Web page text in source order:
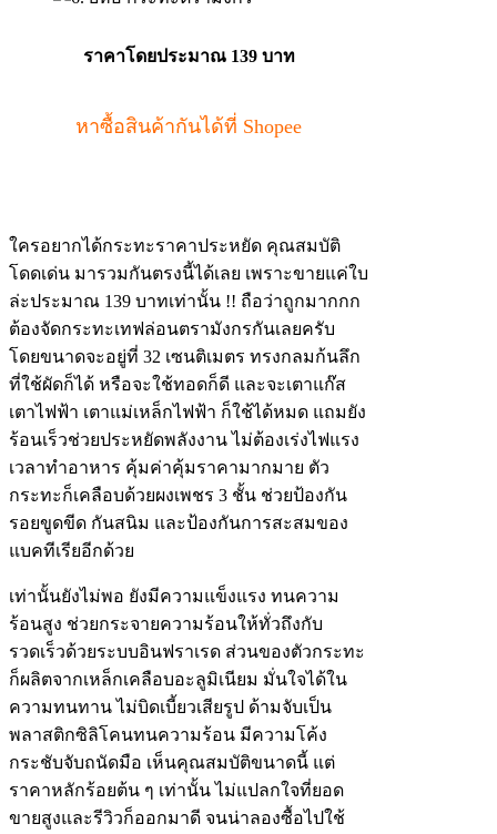
ราคาโดยประมาณ 139 บาท
หาซื้อสินค้ากันได้ที่ Shopee
ใครอยากได้กระทะราคาประหยัด คุณสมบัติ
โดดเด่น มารวมกันตรงนี้ได้เลย เพราะขายแค่ใบ
ล่ะประมาณ 139 บาทเท่านั้น !! ถือว่าถูกมากกก
ต้องจัดกระทะเทฟล่อนตรามังกรกันเลยครับ
โดยขนาดจะอยู่ที่ 32 เซนติเมตร ทรงกลมก้นลึก
ที่ใช้ผัดก็ได้ หรือจะใช้ทอดก็ดี และจะเตาแก๊ส
เตาไฟฟ้า เตาแม่เหล็กไฟฟ้า ก็ใช้ได้หมด แถมยัง
ร้อนเร็วช่วยประหยัดพลังงาน ไม่ต้องเร่งไฟแรง
เวลาทำอาหาร คุ้มค่าคุ้มราคามากมาย ตัว
กระทะก็เคลือบด้วยผงเพชร 3 ชั้น ช่วยป้องกัน
รอยขูดขีด กันสนิม และป้องกันการสะสมของ
แบคทีเรียอีกด้วย
เท่านั้นยังไม่พอ ยังมีความแข็งแรง ทนความ
ร้อนสูง ช่วยกระจายความร้อนให้ทั่วถึงกับ
รวดเร็วด้วยระบบอินฟราเรด ส่วนของตัวกระทะ
ก็ผลิตจากเหล็กเคลือบอะลูมิเนียม มั่นใจได้ใน
ความทนทาน ไม่บิดเบี้ยวเสียรูป ด้ามจับเป็น
พลาสติกซิลิโคนทนความร้อน มีความโค้ง
กระชับจับถนัดมือ เห็นคุณสมบัติขนาดนี้ แต่
ราคาหลักร้อยต้น ๆ เท่านั้น ไม่แปลกใจที่ยอด
ขายสูงและรีวิวก็ออกมาดี จนน่าลองซื้อไปใช้